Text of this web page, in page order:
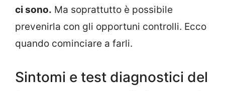
ci sono. Ma soprattutto è possibile
prevenirla con gli opportuni controlli. Ecco
quando cominciare a farli.
Sintomi e test diagnostici del